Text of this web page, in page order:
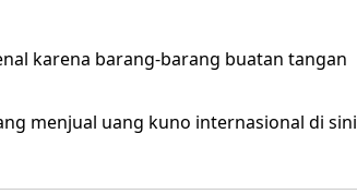
karena barang-barang buatan tangan
menjual uang kuno internasional di sini